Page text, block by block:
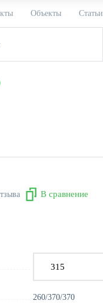
Объекты Статьи
В сравнение
260/370/370